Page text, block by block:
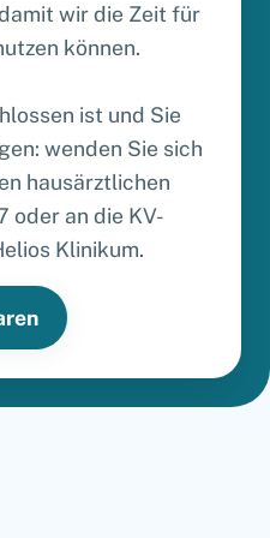
wir die Zeit für
können.
ist und Sie
wenden Sie sich
hausärztlichen
oder an die KV-
Klinikum.